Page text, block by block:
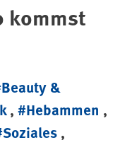
kommst
&
, #Hebammen ,
,